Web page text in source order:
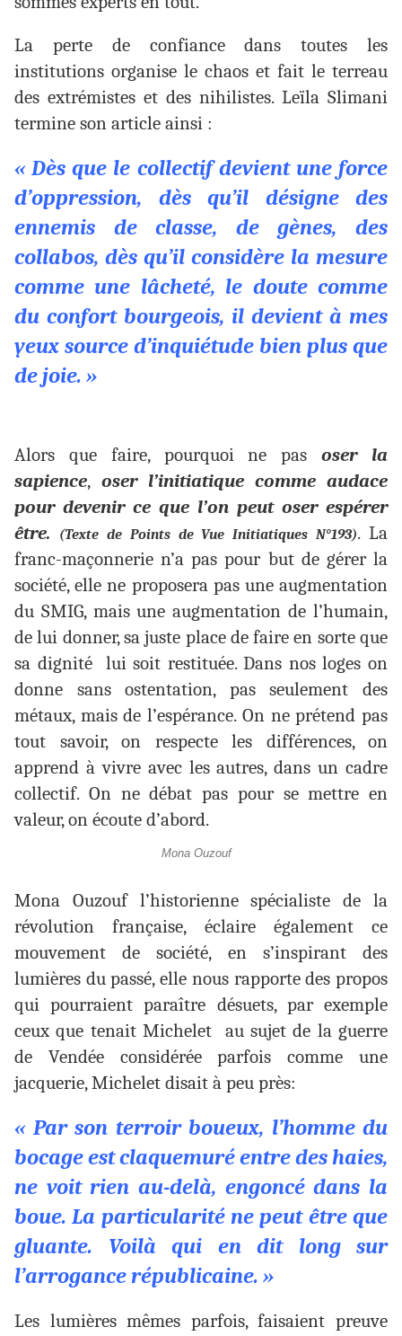
La perte de confiance dans toutes les
institutions organise le chaos et fait le terreau
des extrémistes et des nihilistes. Leïla Slimani
termine son article ainsi :
« Dès que le collectif devient une force
d’oppression, dès qu’il désigne des
ennemis de classe, de gènes, des
collabos, dès qu’il considère la mesure
comme une lâcheté, le doute comme
du confort bourgeois, il devient à mes
yeux source d’inquiétude bien plus que
de joie. »
Alors que faire, pourquoi ne pasoser la
sapience, oser l’initiatique comme audace
pour devenir ce que l’on peut oser espérer
être.
(Texte de Points de Vue Initiatiques N°193). La
franc-maçonnerie n’a pas pour but de gérer la
société, elle ne proposera pas une augmentation
du SMIG, mais une augmentation de l’humain,
de lui donner, sa juste place de faire en sorte que
sa dignité lui soit restituée. Dans nos loges on
donne sans ostentation, pas seulement des
métaux, mais de l’espérance. On ne prétend pas
tout savoir, on respecte les différences, on
apprend à vivre avec les autres, dans un cadre
collectif. On ne débat pas pour se mettre en
valeur, on écoute d’abord.
Mona Ouzouf
Mona Ouzouf l’historienne spécialiste de la
révolution française, éclaire également ce
mouvement de société, en s’inspirant des
lumières du passé, elle nous rapporte des propos
qui pourraient paraître désuets, par exemple
ceux que tenait Michelet au sujet de la guerre
de Vendée considérée parfois comme une
jacquerie, Michelet disait à peu près:
« Par son terroir boueux, l’homme du
bocage est claquemuré entre des haies,
ne voit rien au-delà, engoncé dans la
boue. La particularité ne peut être que
gluante. Voilà qui en dit long sur
l’arrogance républicaine. »
Les lumières mêmes parfois, faisaient preuve